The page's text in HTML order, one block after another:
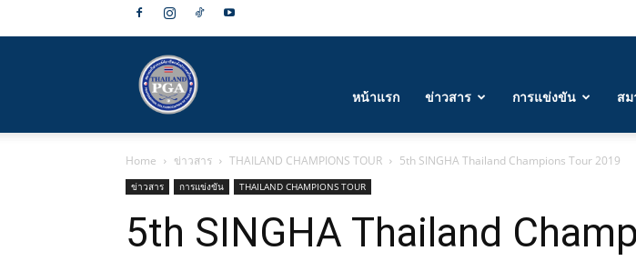
กีฬา
หน้าแรก ข่าวสาร การแข่งขัน ส
Home ข่าวสาร THAILAND CHAMPIONS TOUR 5th SINGHA Thailand Champions Tour 2019
ข่าวสาร การแข่งขัน THAILAND CHAMPIONS TOUR
5th SINGHA Thailand